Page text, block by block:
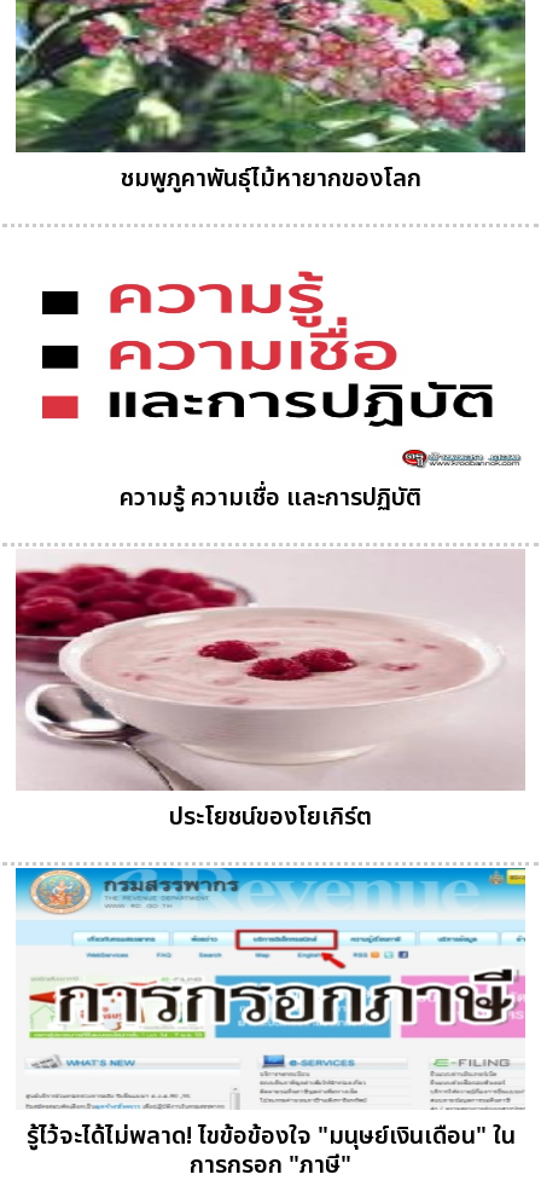
ชมพูภูคาพันธุ์ไม้หายากของโลก
ความรู้ ความเชื่อ และการปฏิบัติ
ประโยชน์ของโยเกิร์ต
รู้ไว้จะได้ไม่พลาด! ไขข้อข้องใจ "มนุษย์เงินเดือน" ใน
การกรอก "ภาษี"